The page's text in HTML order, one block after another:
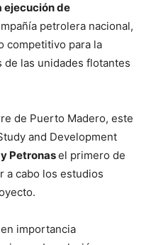
ejecución de
petrolera nacional,
competitivo para la
las unidades flotantes
de Puerto Madero, este
and Development
Petronasel primero de
a cabo los estudios
importancia